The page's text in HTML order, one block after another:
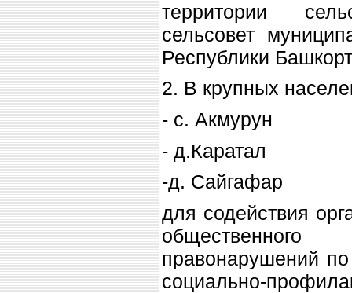
территории
сельсовет
Республики
2. В крупных
- с. Акмурун
- д.Каратал
-д. Сайгафар
для содействия
правонарушений
социально-